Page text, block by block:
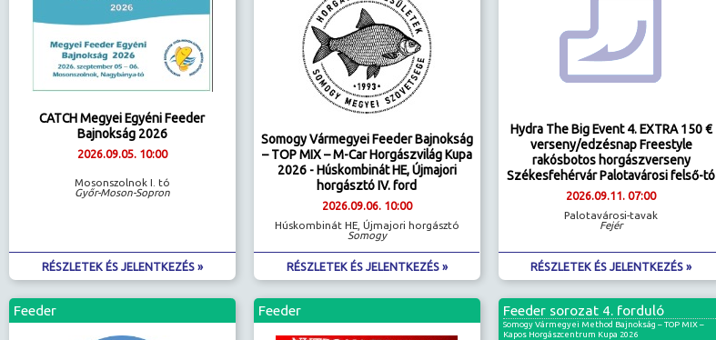
CATCH Megyei Egyéni Feeder
Bajnokság 2026
2026.09.05. 10:00
Mosonszolnok I. tó
Győr-Moson-Sopron
RÉSZLETEK ÉS JELENTKEZÉS »
Somogy Vármegyei Feeder Bajnokság
– TOP MIX – M-Car Horgászvilág Kupa
2026 - Húskombinát HE, Újmajori
horgásztó IV. ford
2026.09.06. 10:00
Húskombinát HE, Újmajori horgásztó
Somogy
RÉSZLETEK ÉS JELENTKEZÉS »
Hydra The Big Event 4. EXTRA 150 €
verseny/edzésnap Freestyle
rakósbotos horgászverseny
Székesfehérvár Palotavárosi felső-tó
2026.09.11. 07:00
Palotavárosi-tavak
Fejér
RÉSZLETEK ÉS JELENTKEZÉS »
Feeder Feeder Feeder sorozat 4. forduló
Somogy Vármegyei Method Bajnokság – TOP MIX –
Kapos Horgászcentrum Kupa 2026